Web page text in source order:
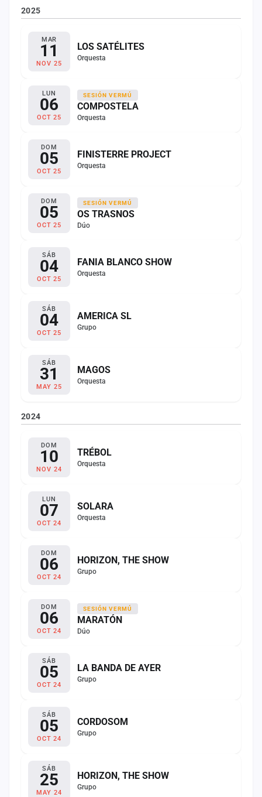
2025
MAR
11
NOV 25
LOS SATÉLITES
Orquesta
LUN
06
OCT 25
SESIÓN VERMÚ
COMPOSTELA
Orquesta
DOM
05
OCT 25
FINISTERRE PROJECT
Orquesta
DOM
05
OCT 25
SESIÓN VERMÚ
OS TRASNOS
Dúo
SÁB
04
OCT 25
FANIA BLANCO SHOW
Orquesta
SÁB
04
OCT 25
AMERICA SL
Grupo
SÁB
31
MAY 25
MAGOS
Orquesta
2024
DOM
10
NOV 24
TRÉBOL
Orquesta
LUN
07
OCT 24
SOLARA
Orquesta
DOM
06
OCT 24
HORIZON, THE SHOW
Grupo
DOM
06
OCT 24
SESIÓN VERMÚ
MARATÓN
Dúo
SÁB
05
OCT 24
LA BANDA DE AYER
Grupo
SÁB
05
OCT 24
CORDOSOM
Grupo
SÁB
25
MAY 24
HORIZON, THE SHOW
Grupo